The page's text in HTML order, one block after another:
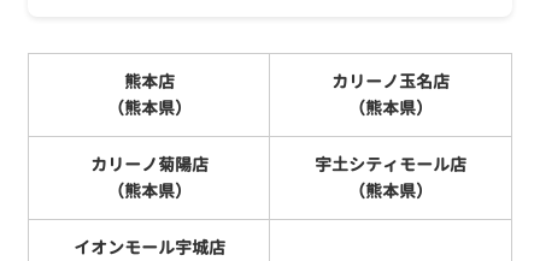
熊本店
（熊本県）
カリーノ玉名店
（熊本県）
カリーノ菊陽店
（熊本県）
宇土シティモール店
（熊本県）
イオンモール宇城店